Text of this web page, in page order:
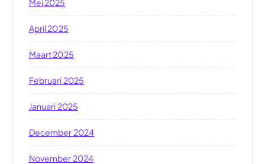
April 2025
Maart 2025
Februari 2025
Januari 2025
December 2024
November 2024